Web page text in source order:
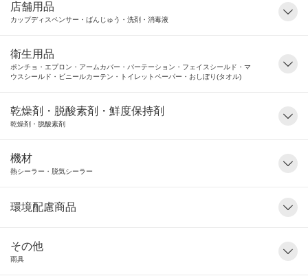
店舗用品
カップディスペンサー・ばんじゅう・洗剤・消毒液
衛生用品
ポンチョ・エプロン・アームカバー・パーテーション・フェイスシールド・マ
ウスシールド・ビニールカーテン・トイレットペーパー・おしぼり(タオル)
乾燥剤・脱酸素剤・鮮度保持剤
乾燥剤・脱酸素剤
機材
熱シーラー・脱気シーラー
環境配慮商品
その他
雨具